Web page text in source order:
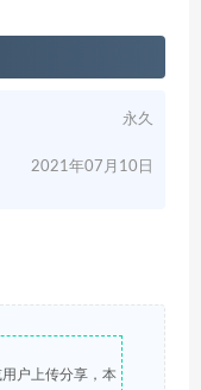
永久
2021年07月10日
用户上传分享，本